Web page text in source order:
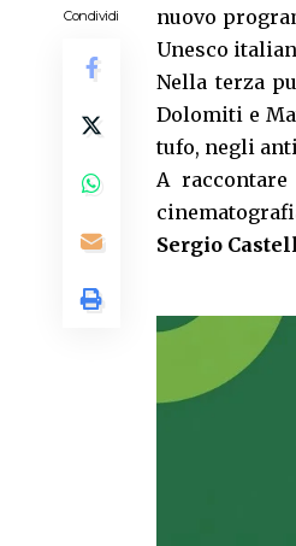
Condividi
nuovo
Unesco
Nella terza
Dolomiti e
tufo, negli
A
Sergio